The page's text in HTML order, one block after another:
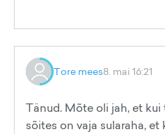
Tore mees8. mai 16:21
Tänud. Mõte oli jah, et
sõites on vaja sularaha,